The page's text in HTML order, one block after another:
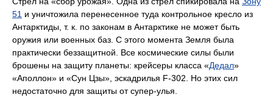
51 и уничтожила перенесенное туда контрольное кресло из
Антарктиды, т. к. по законам в Антарктике не может быть
оружия или военных баз. С этого момента Земля была
практически беззащитной. Все космические силы были
брошены на защиту планеты: крейсеры класса «Дедал»
«Аполлон» и «Сун Цзы», эскадрилья F-302. Но этих сил
недостаточно для защиты от супер-улья.